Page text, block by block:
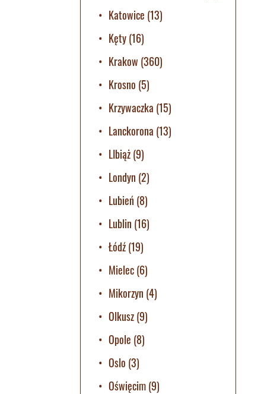
Katowice (13)
Kęty(16)
Krakow (360)
Krosno (5)
Krzywaczka (15)
Lanckorona (13)
LIbiąż(9)
Londyn (2)
Lubień (8)
Lublin (16)
Łódź(19)
Mielec(6)
Mikorzyn (4)
Olkusz(9)
Opole (8)
Oslo (3)
Oświęcim(9)